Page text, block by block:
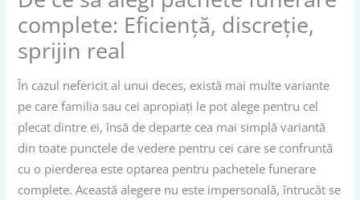
complete: Eficiență, discreție,
sprijin real
În cazul nefericit al unui deces, există mai multe variante
pe care familia sau cei apropiați le pot alege pentru cel
plecat dintre ei, însă de departe cea mai simplă variantă
din toate punctele de vedere pentru cei care se confruntă
cu o pierderea este optarea pentru pachetele funerare
complete. Această alegere nu este impersonală, întrucât se